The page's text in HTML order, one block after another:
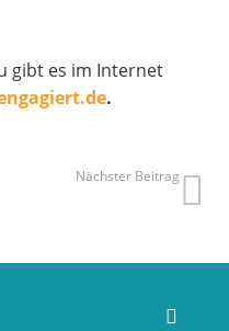
gibt es im Internet
.
Nächster Beitrag